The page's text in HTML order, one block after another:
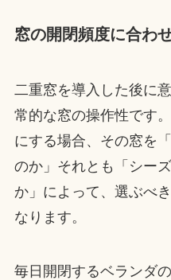
窓の開閉頻度に合わ
二重窓を導入した後に
常的な窓の操作性です
にする場合、その窓を
のか」それとも「シー
か」によって、選ぶべ
なります。
毎日開閉するベランダ